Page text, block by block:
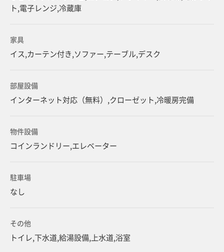
ト,電子レンジ,冷蔵庫
家具
イス,カーテン付き,ソファー,テーブル,デスク
部屋設備
インターネット対応（無料）,クローゼット,冷暖房完備
物件設備
コインランドリー,エレベーター
駐車場
なし
その他
トイレ,下水道,給湯設備,上水道,浴室